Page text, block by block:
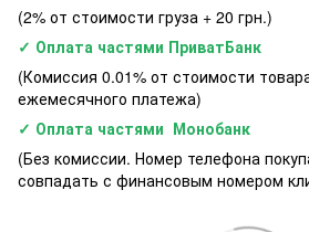
(2% от стоимости груза + 20 грн.)
✓ Оплата частями ПриватБанк
(Комиссия 0.01% от стоимости
ежемесячного платежа)
✓ Оплата частями Монобанк
(Без комиссии. Номер телефона
совпадать с финансовым номером